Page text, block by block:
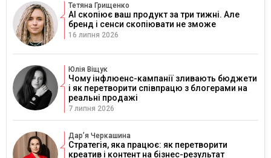
Тетяна Грищенко
AI скопіює ваш продукт за три тижні. Але
бренд і сенси скопіювати не зможе
16 липня 2026
Юлія Віщук
Чому інфлюенс-кампанії зливають бюджети
і як перетворити співпрацю з блогерами на
реальні продажі
7 липня 2026
Дарʼя Черкашина
Стратегія, яка працює: як перетворити
креатив і контент на бізнес-результат